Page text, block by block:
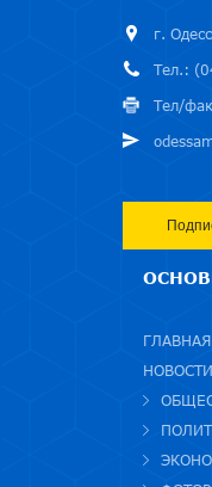
г.
Тел.:
Тел/
ГЛАВНАЯ
НОВОСТИ